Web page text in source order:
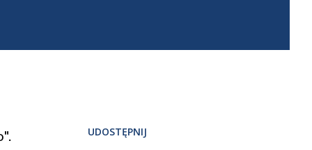
UDOSTĘPNIJ